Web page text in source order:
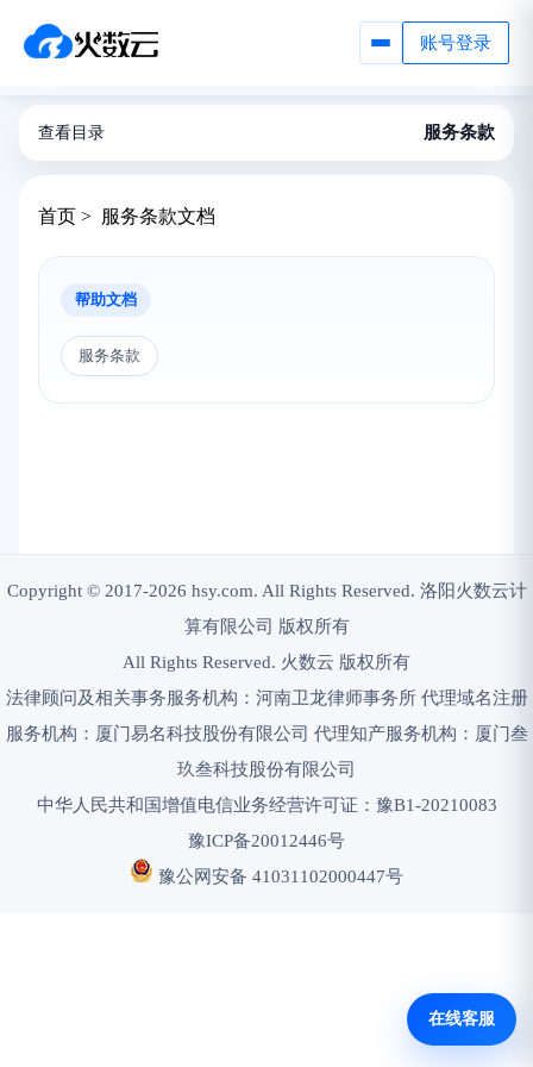
账号登录
查看目录 服务条款
首页 > 服务条款文档
帮助文档
服务条款
在线客服
Copyright © 2017-2026 hsy.com. All Rights Reserved. 洛阳火数云计
算有限公司 版权所有
All Rights Reserved. 火数云 版权所有
法律顾问及相关事务服务机构：河南卫龙律师事务所 代理域名注册
服务机构：厦门易名科技股份有限公司 代理知产服务机构：厦门叁
玖叁科技股份有限公司
中华人民共和国增值电信业务经营许可证：豫B1-20210083
豫ICP备20012446号
豫公网安备 41031102000447号